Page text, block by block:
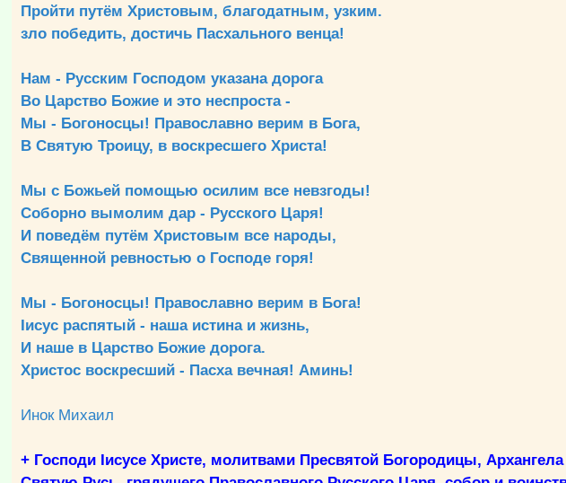
Пройти путём Христовым, благодатным, узким.
зло победить, достичь Пасхального венца!
Нам - Русским Господом указана дорога
Во Царство Божие и это неспроста -
Мы - Богоносцы! Православно верим в Бога,
В Святую Троицу, в воскресшего Христа!
Мы с Божьей помощью осилим все невзгоды!
Соборно вымолим дар - Русского Царя!
И поведём путём Христовым все народы,
Священной ревностью о Господе горя!
Мы - Богоносцы! Православно верим в Бога!
Iисус распятый - наша истина и жизнь,
И наше в Царство Божие дорога.
Христос воскресший - Пасха вечная! Аминь!
Инок Михаил
+ Господи Ιисусе Христе, молитвами Пресвятой Богородицы,